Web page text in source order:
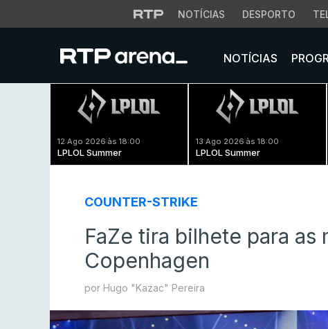
NOTÍCIAS DESPORTO
NOTÍCIAS
12 Ago 2026 às 18:00
LPLOL Summer
13 Ago 2026 às 18:00
LPLOL Summer
COUNTER-STRIKE
FaZe tira bilhete para
Copenhagen
por Hugo "Kazac" Pereira